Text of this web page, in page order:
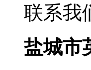
联系我
盐城市